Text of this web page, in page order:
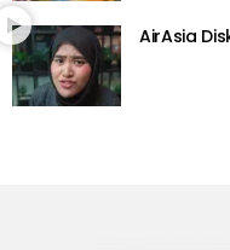
AirAsia